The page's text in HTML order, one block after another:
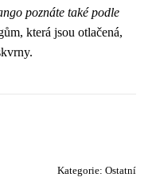
poznáte také podle
která jsou otlačená,
Kategorie: Ostatní